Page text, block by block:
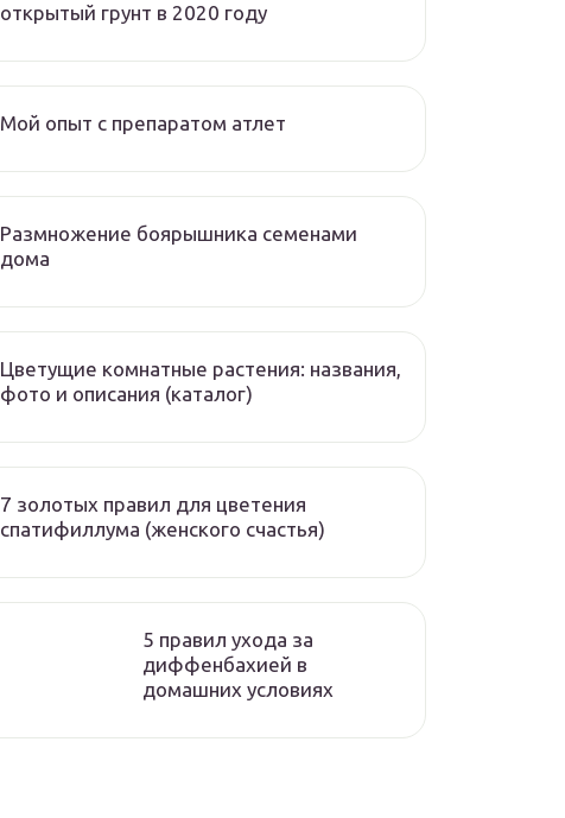
открытый грунт в 2020 году
Мой опыт с препаратом атлет
Размножение боярышника семенами
дома
Цветущие комнатные растения: названия,
фото и описания (каталог)
7 золотых правил для цветения
спатифиллума (женского счастья)
5 правил ухода за
диффенбахией в
домашних условиях